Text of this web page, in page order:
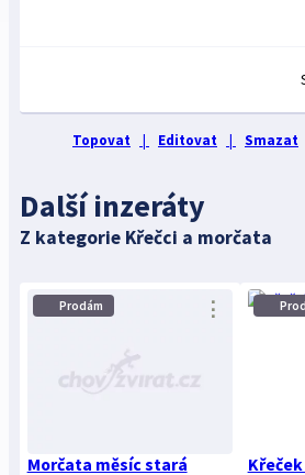
Topovat | Editovat | Smazat
Další inzeráty
Z kategorie Křečci a morčata
Prodám
Morčata měsíc stará
⋮
Křeček